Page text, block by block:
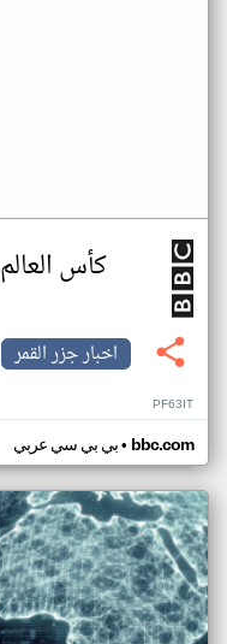
كأس العالم 2026
اخبار جزر القمر
PF63IT
بي بي سي عربي• bbc.com